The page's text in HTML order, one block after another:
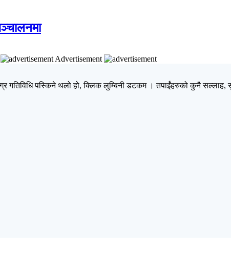
Advertisement
गतिविधि पस्किने थलो हो, क्लिक लुम्बिनी डटकम । तपाईंहरुको कुनै सल्लाह,